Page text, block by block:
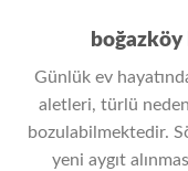
Günlük ev
aletleri, türlü
bozulabilmektedir.
yeni aygıt